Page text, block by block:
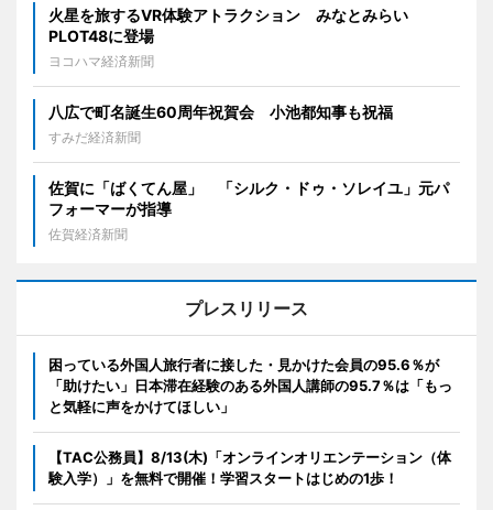
火星を旅するVR体験アトラクション みなとみらい
PLOT48に登場
ヨコハマ経済新聞
八広で町名誕生60周年祝賀会 小池都知事も祝福
すみだ経済新聞
佐賀に「ばくてん屋」 「シルク・ドゥ・ソレイユ」元パ
フォーマーが指導
佐賀経済新聞
プレスリリース
困っている外国人旅行者に接した・見かけた会員の95.6％が
「助けたい」日本滞在経験のある外国人講師の95.7％は「もっ
と気軽に声をかけてほしい」
【TAC公務員】8/13(木)「オンラインオリエンテーション（体
験入学）」を無料で開催！学習スタートはじめの1歩！